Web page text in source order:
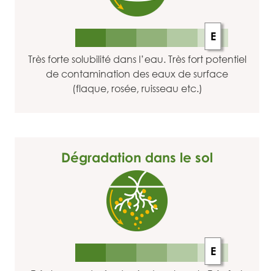
E
Très forte solubilité dans l’eau. Très fort potentiel
de contamination des eaux de surface
(flaque, rosée, ruisseau etc.)
Dégradation dans le sol
E